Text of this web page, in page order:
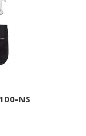
NS